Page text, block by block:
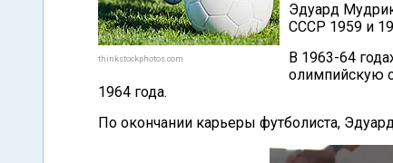
thinkstockphotos.com
Эдуард
СССР 1959 и
В 1963-64
олимпийскую
1964 года.
По окончании карьеры футболиста,